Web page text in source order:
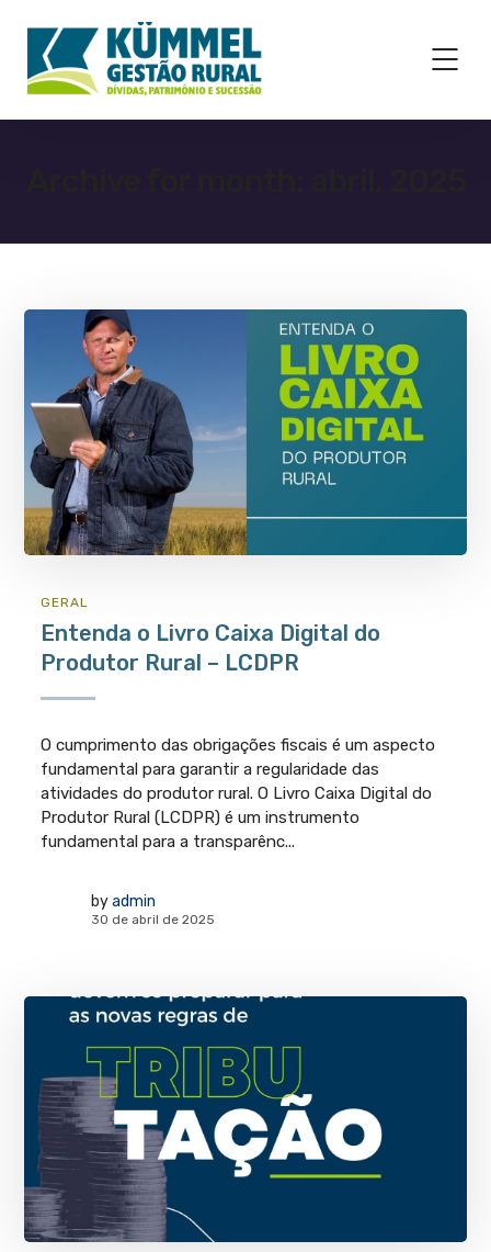
GERAL
Entenda o Livro Caixa Digital do
Produtor Rural – LCDPR
O cumprimento das obrigações fiscais é um aspecto
fundamental para garantir a regularidade das
atividades do produtor rural. O Livro Caixa Digital do
Produtor Rural (LCDPR) é um instrumento
fundamental para a transparênc...
by admin
30 de abril de 2025